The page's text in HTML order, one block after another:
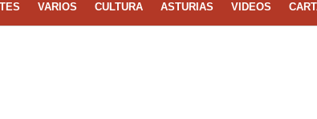
VARIOS CULTURA ASTURIAS VIDEOS